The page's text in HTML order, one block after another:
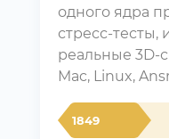
одного ядра
стресс-
реальные 3D-
Mac, Linux,
1849